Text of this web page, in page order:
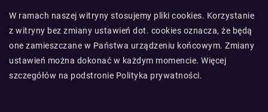
W ramach naszej witryny stosujemy pliki cookies. Korzystanie
z witryny bez zmiany ustawień dot. cookies oznacza, że będą
one zamieszczane w Państwa urządzeniu końcowym. Zmiany
ustawień można dokonać w każdym momencie. Więcej
szczegółów na podstronie Polityka prywatności.